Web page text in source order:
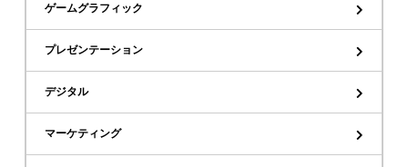
マーケティング
デジタル
ゲームグラフィック
プレゼンテーション